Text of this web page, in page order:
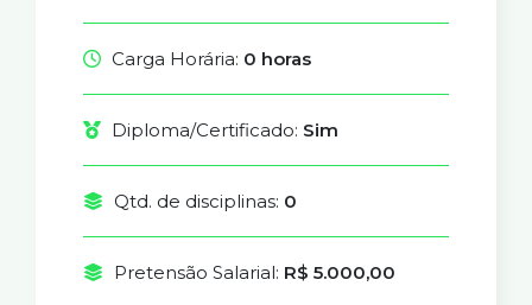
Carga Horária: 0 horas
Diploma/Certificado: Sim
Qtd. de disciplinas: 0
Pretensão Salarial: R$ 5.000,00